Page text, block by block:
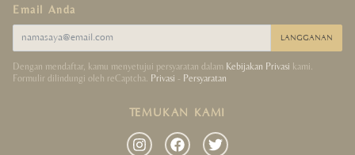
Email Anda
LANGGANAN
Dengan mendaftar, kamu menyetujui persyaratan dalam Kebijakan Privasi kami.
Formulir dilindungi oleh reCaptcha. Privasi - Persyaratan
TEMUKAN KAMI